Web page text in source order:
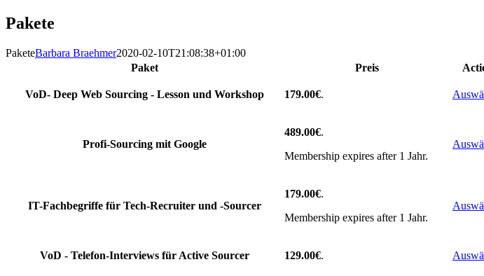
Pakete
PaketeBarbara Braehmer2020-02-10T21:08:38+01:00
Paket
Preis
VoD- Deep Web Sourcing - Lesson und Workshop 179.00€.
Profi-Sourcing mit Google
489.00€.
Membership expires after 1 Jahr.
IT-Fachbegriffe für Tech-Recruiter und -Sourcer
179.00€.
Membership expires after 1 Jahr.
VoD - Telefon-Interviews für Active Sourcer 129.00€.